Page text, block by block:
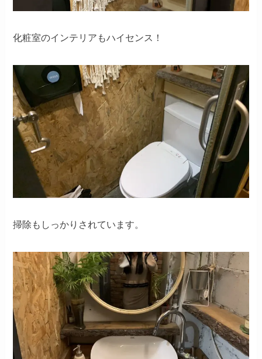
化粧室のインテリアもハイセンス！
掃除もしっかりされています。